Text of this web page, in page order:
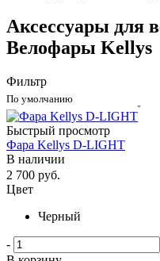
Аксессуары для
Велофары Kellys
Фильтр
По умолчанию
Быстрый просмотр
Фара Kellys D-LIGHT
В наличии
2 700 руб.
Цвет
Черный
-